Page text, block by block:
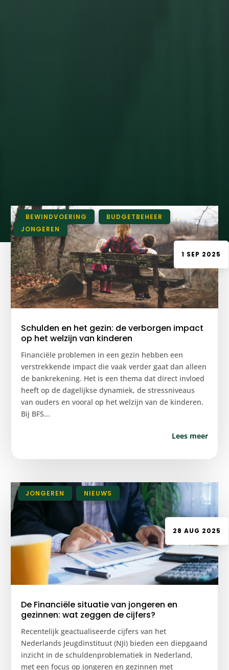
Schulden en het gezin: de verborgen impact
op het welzijn van kinderen
1 SEP 2025
BEWINDVOERING BUDGETBEHEER
,
JONGEREN
Financiële problemen in een gezin hebben een
verstrekkende impact die vaak verder gaat dan alleen
de bankrekening. Het is een thema dat direct invloed
heeft op de dagelijkse dynamiek, de stressniveaus
van ouders en vooral op het welzijn van de kinderen.
Bij BFS...
Lees meer
De Financiële situatie van jongeren en
gezinnen: wat zeggen de cijfers?
28 AUG 2025
JONGEREN NIEUWS
Recentelijk geactualiseerde cijfers van het
Nederlands Jeugdinstituut (NJi) bieden een diepgaand
inzicht in de schuldenproblematiek in Nederland,
met een focus op jongeren en gezinnen met